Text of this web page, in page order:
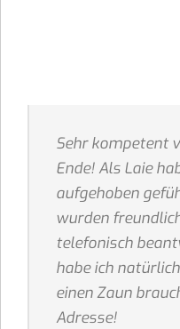
Sehr kompetent
Ende! Als Laie
aufgehoben
wurden
telefonisch
habe ich
einen Zaun
Adresse!